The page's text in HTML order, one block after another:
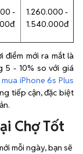
-
1.260.000 -
1.540.000đ
điểm mới ra mắt là
5 - 10% so với giá
mua iPhone 6s Plus
tiếp cận, đặc biệt
Chợ Tốt
mỗi ngày, bạn sẽ